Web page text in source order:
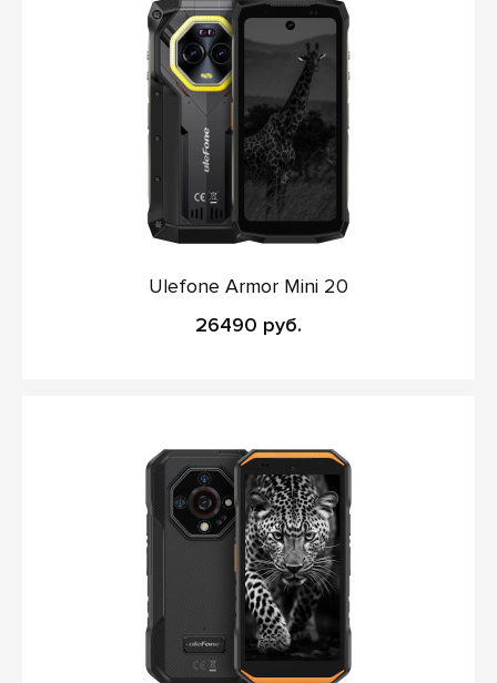
Ulefone Armor Mini 20
26490 руб.